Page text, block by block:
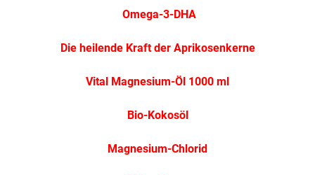
Omega-3-DHA
Die heilende Kraft der Aprikosenkerne
Vital Magnesium-Öl 1000 ml
Bio-Kokosöl
Magnesium-Chlorid